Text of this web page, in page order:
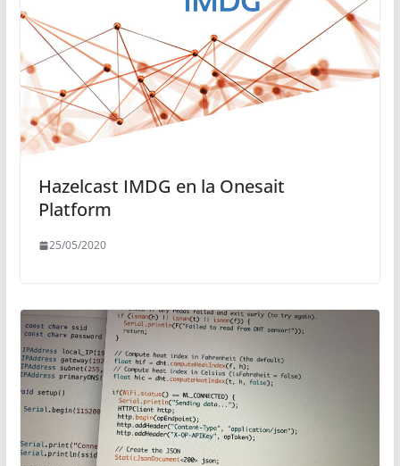
Hazelcast IMDG en la Onesait
Platform
25/05/2020